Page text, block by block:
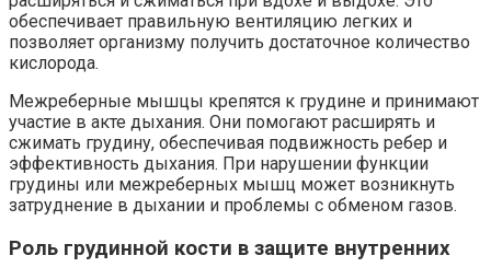
обеспечивает правильную вентиляцию легких и
позволяет организму получить достаточное количество
кислорода.
Межреберные мышцы крепятся к грудине и принимают
участие в акте дыхания. Они помогают расширять и
сжимать грудину, обеспечивая подвижность ребер и
эффективность дыхания. При нарушении функции
грудины или межреберных мышц может возникнуть
затруднение в дыхании и проблемы с обменом газов.
Роль грудинной кости в защите внутренних